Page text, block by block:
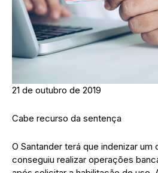
21 de outubro de 2019
Cabe recurso da sentença
O Santander terá que indenizar um
conseguiu realizar operações